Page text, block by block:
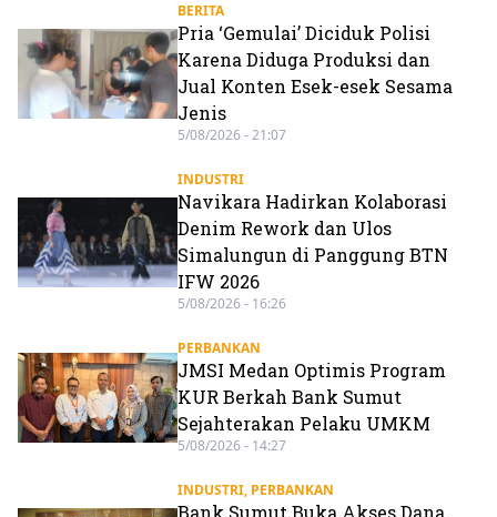
BERITA
Pria ‘Gemulai’ Diciduk Polisi
Karena Diduga Produksi dan
Jual Konten Esek-esek Sesama
Jenis
5/08/2026 - 21:07
INDUSTRI
Navikara Hadirkan Kolaborasi
Denim Rework dan Ulos
Simalungun di Panggung BTN
IFW 2026
5/08/2026 - 16:26
PERBANKAN
JMSI Medan Optimis Program
KUR Berkah Bank Sumut
Sejahterakan Pelaku UMKM
5/08/2026 - 14:27
INDUSTRI, PERBANKAN
Bank Sumut Buka Akses Dana